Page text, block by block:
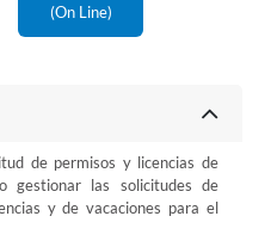
(on Line)
de permisos y licencias de
gestionar las solicitudes de
y de vacaciones para el